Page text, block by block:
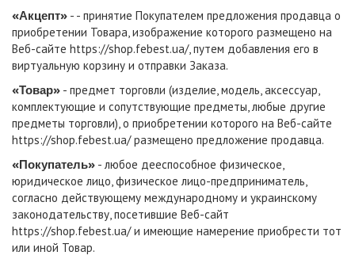
«Акцепт» - - принятие Покупателем предложения продавца о
приобретении Товара, изображение которого размещено на
Веб-сайте https://shop.febest.ua/, путем добавления его в
виртуальную корзину и отправки Заказа.
«Товар» - предмет торговли (изделие, модель, аксессуар,
комплектующие и сопутствующие предметы, любые другие
предметы торговли), о приобретении которого на Веб-сайте
https://shop.febest.ua/размещено предложение продавца.
«Покупатель» - любое дееспособное физическое,
юридическое лицо, физическое лицо-предприниматель,
согласно действующему международному и украинскому
законодательству, посетившие Веб-сайт
https://shop.febest.ua/и имеющие намерение приобрести тот
или иной Товар.